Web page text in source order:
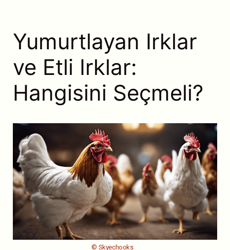
Yumurtlayan Irklar
ve Etli Irklar:
Hangisini Seçmeli?
© Skyechooks